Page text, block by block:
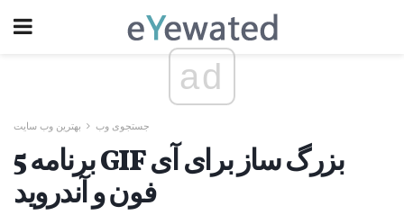
ad
جستجوی وب بهترین وب سایت
5 برنامه GIF بزرگ ساز برای آی
فون و آندروید